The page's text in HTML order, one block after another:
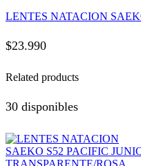
LENTES NATACION
$23.990
Related products
30 disponibles